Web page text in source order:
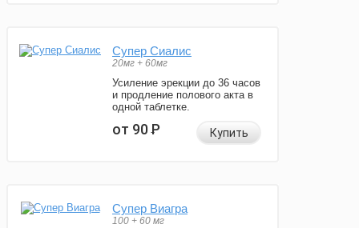
Супер Сиалис
20мг + 60мг
Усиление эрекции до 36 часов
и продление полового акта в
одной таблетке.
от 90Р Купить
Супер Виагра
100 + 60 мг